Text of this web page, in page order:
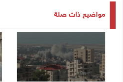
مواضيع ذات صلة